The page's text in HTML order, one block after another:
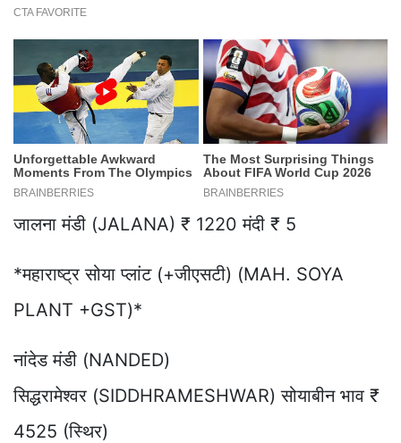
जालना मंडी (JALANA) ₹ 1220 मंदी ₹ 5
*महाराष्ट्र सोया प्लांट (+जीएसटी) (MAH. SOYA
PLANT +GST)*
नांदेड मंडी (NANDED)
सिद्धरामेश्वर (SIDDHRAMESHWAR) सोयाबीन भाव ₹
4525 (स्थिर)